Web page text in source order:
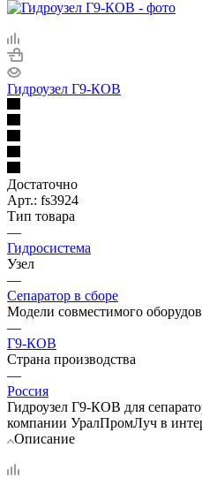
Гидроузел Г9-КОВ
Достаточно
Арт.: fs3924
Тип товара
—
Гидросистема
Узел
—
Сепаратор в сборе
Модели совместимого
—
Г9-КОВ
Страна производства
—
Россия
Гидроузел Г9-КОВ для
компании УралПромЛуч в
Описание